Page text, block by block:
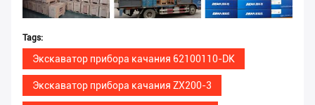
Tags:
Экскаватор прибора качания 62100110-DK
Экскаватор прибора качания ZX200-3